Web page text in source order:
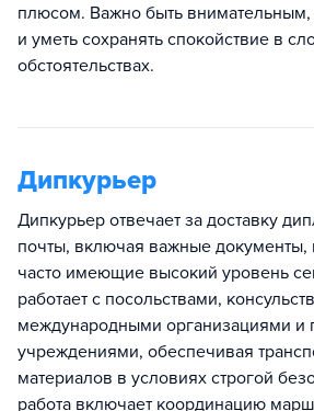
плюсом. Важно быть внимательным,
и уметь сохранять спокойствие в
обстоятельствах.
Дипкурьер
Дипкурьер отвечает за доставку
почты, включая важные документы,
часто имеющие высокий уровень
работает с посольствами,
международными организациями и
учреждениями, обеспечивая
материалов в условиях строгой
работа включает координацию